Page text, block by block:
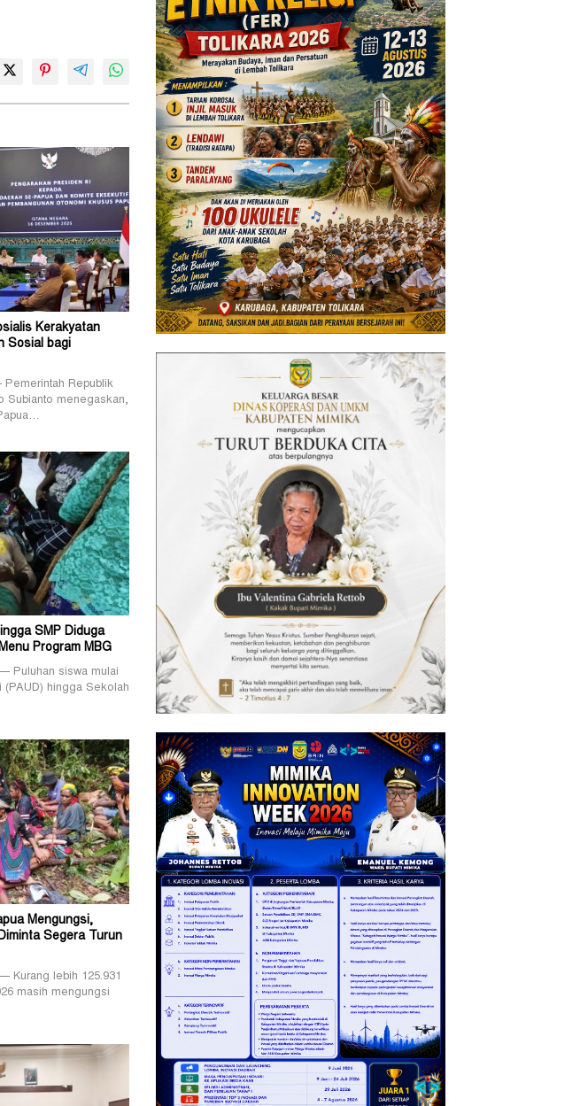
Kerakyatan
Sosial bagi
Pemerintah Republik
Subianto menegaskan,
SMP Diduga
Program MBG
Puluhan siswa mulai
hingga Sekolah
Mengungsi,
Segera Turun
Kurang lebih 125.931
masih mengungsi